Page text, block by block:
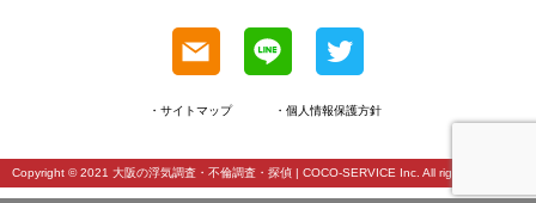
・サイトマップ ・個人情報保護方針
Copyright © 2021 大阪の浮気調査・不倫調査・探偵 | COCO-SERVICE Inc. All rights reserved.